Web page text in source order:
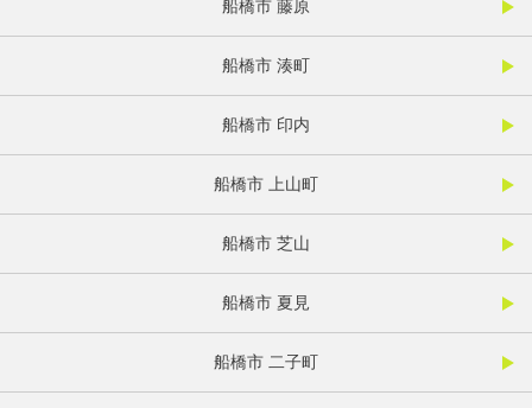
船橋市 藤原
船橋市 湊町
船橋市 印内
船橋市 上山町
船橋市 芝山
船橋市 夏見
船橋市 二子町